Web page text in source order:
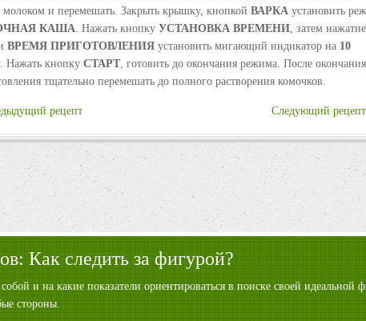
молоком и перемешать. Закрыть крышку, кнопкой ВАРКА установить
КАША. Нажать кнопку УСТАНОВКА ВРЕМЕНИ, затем
ВРЕМЯ ПРИГОТОВЛЕНИЯ установить мигающий индикатор на 10
. Нажать кнопку СТАРТ, готовить до окончания режима. После окончания
тщательно перемешать до полного растворения комочков.
рецепт Следующий
Как следить за фигурой?
собой и на какие показатели ориентироваться в поиске своей
стороны.